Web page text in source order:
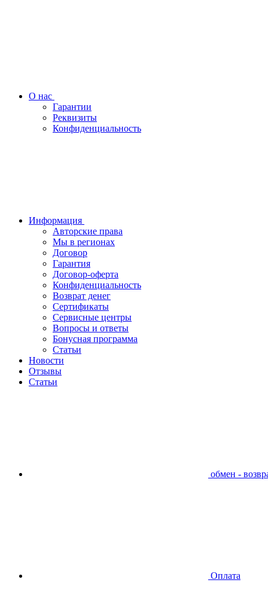
О нас
Гарантии
Реквизиты
Конфиденциальность
Информация
Авторские права
Мы в регионах
Договор
Гарантия
Договор-оферта
Конфиденциальность
Возврат денег
Сертификаты
Сервисные центры
Вопросы и ответы
Бонусная программа
Статьи
Новости
Отзывы
Статьи
обмен -
Оплата